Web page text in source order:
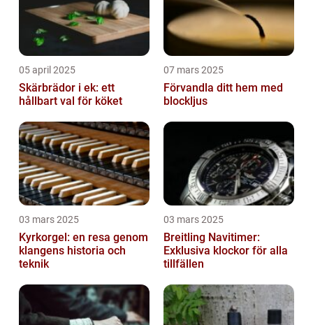
05 april 2025
Skärbrädor i ek: ett
hållbart val för köket
07 mars 2025
Förvandla ditt hem med
blockljus
03 mars 2025
Kyrkorgel: en resa genom
klangens historia och
teknik
03 mars 2025
Breitling Navitimer:
Exklusiva klockor för alla
tillfällen